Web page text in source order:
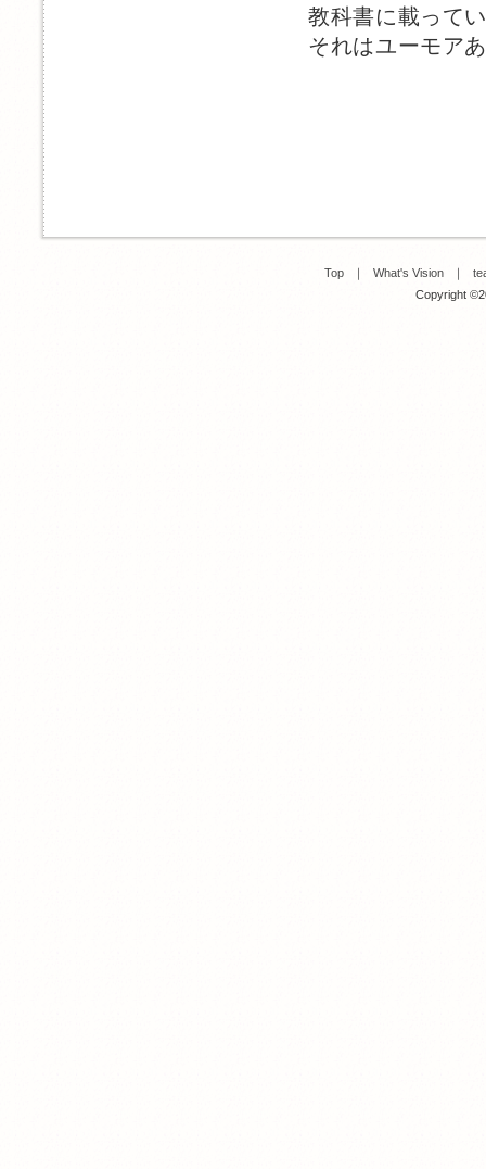
教科書に載って
それはユーモア
Top ｜ What's Vision ｜
Copyright